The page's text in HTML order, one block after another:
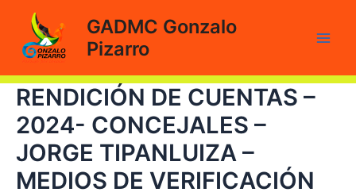
contenido
GADMC Gonzalo
Pizarro
RENDICIÓN DE CUENTAS –
2024- CONCEJALES –
JORGE TIPANLUIZA –
MEDIOS DE VERIFICACIÓN